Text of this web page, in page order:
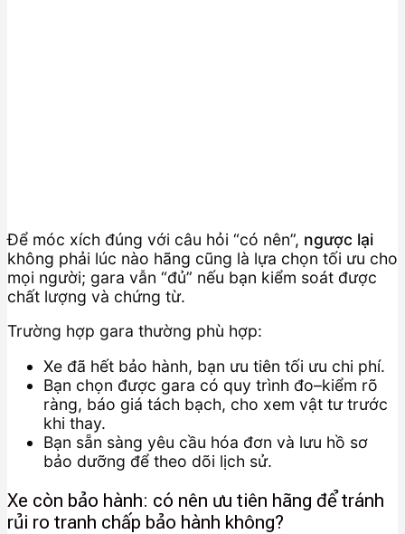
Để móc xích đúng với câu hỏi “có nên”, ngược lại
không phải lúc nào hãng cũng là lựa chọn tối ưu cho
mọi người; gara vẫn “đủ” nếu bạn kiểm soát được
chất lượng và chứng từ.
Trường hợp gara thường phù hợp:
Xe đã hết bảo hành, bạn ưu tiên tối ưu chi phí.
Bạn chọn được gara có quy trình đo–kiểm rõ
ràng, báo giá tách bạch, cho xem vật tư trước
khi thay.
Bạn sẵn sàng yêu cầu hóa đơn và lưu hồ sơ
bảo dưỡng để theo dõi lịch sử.
Xe còn bảo hành: có nên ưu tiên hãng để tránh
rủi ro tranh chấp bảo hành không?